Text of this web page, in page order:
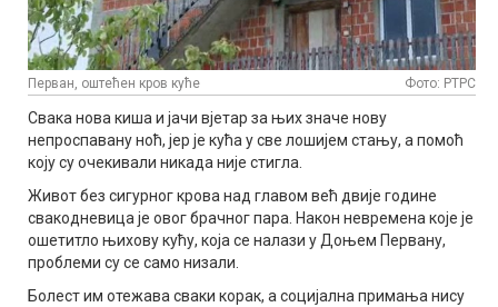
Перван, оштећен кров куће Фото: РТРС
Свака нова киша и јачи вјетар за њих значе нову
непроспавану ноћ, јер је кућа у све лошијем стању, а помоћ
коју су очекивали никада није стигла.
Живот без сигурног крова над главом већ двије године
свакодневица је овог брачног пара. Након невремена које је
ошетитло њихову кућу, која се налази у Доњем Первану,
проблеми су се само низали.
Болест им отежава сваки корак, а социјална примања нису